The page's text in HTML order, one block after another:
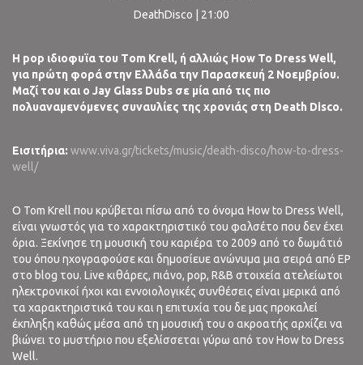
DeathDisco | 21:00
H pop ιδιοφυϊα του Τom Krell, ή αλλιώς How To DressWell,
για πρώτη φορά στην Ελλάδα την Παρασκευή 2 Νοεμβρίου.
Μαζί του και ο Jay Glass Dubs σε μία από τις πιο
πολυαναμενόμενες συναυλίες της χρονιάς στη Death Disco.
Εισιτήρια: www.viva.gr/tickets/music/death-disco/how-to-dress-
well/
Ο Tom Krell που κρύβεται πίσω από το όνομα How to Dress Well,
είναι γνωστός για το χαρακτηριστικό του φαλσέτο που δεν έχει
όρια. Ξεκίνησε τη μουσική του καριέρα το 2009 από το δωμάτιό
του όπου ηχογραφούσε και δημοσίευε ανώνυμα μια σειρά από EP
στο blog του. Live κιθάρες, πιάνο, pop, R&B στοιχεία ατελείωτοι
ηλεκτρονικοί ήχοι και εννοιολογικές συνθέσεις είναι μερικά από
τα χαρακτηριστικά του και η επιτυχία του δε μας προκαλεί
έκπληξη καθώς μέσα από τη μουσική του ο ακροατής αρχίζει να
βιώνει το μυστήριο που εξελίσσεται γύρω από τον How to Dress
Well.